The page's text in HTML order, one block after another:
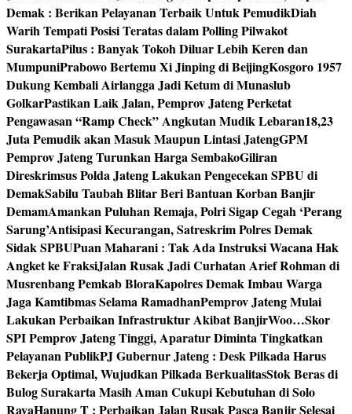
Demak : Berikan Pelayanan Terbaik Untuk PemudikDiah
Warih Tempati Posisi Teratas dalam Polling Pilwakot
SurakartaPilus : Banyak Tokoh Diluar Lebih Keren dan
MumpuniPrabowo Bertemu Xi Jinping di BeijingKosgoro 1957
Dukung Kembali Airlangga Jadi Ketum di Munaslub
GolkarPastikan Laik Jalan, Pemprov Jateng Perketat
Pengawasan “Ramp Check” Angkutan Mudik Lebaran18,23
Juta Pemudik akan Masuk Maupun Lintasi JatengGPM
Pemprov Jateng Turunkan Harga SembakoGiliran
Direskrimsus Polda Jateng Lakukan Pengecekan SPBU di
DemakSabilu Taubah Blitar Beri Bantuan Korban Banjir
DemamAmankan Puluhan Remaja, Polri Sigap Cegah ‘Perang
Sarung’Antisipasi Kecurangan, Satreskrim Polres Demak
Sidak SPBUPuan Maharani : Tak Ada Instruksi Wacana Hak
Angket ke FraksiJalan Rusak Jadi Curhatan Arief Rohman di
Musrenbang Pemkab BloraKapolres Demak Imbau Warga
Jaga Kamtibmas Selama RamadhanPemprov Jateng Mulai
Lakukan Perbaikan Infrastruktur Akibat BanjirWoo…Skor
SPI Pemprov Jateng Tinggi, Aparatur Diminta Tingkatkan
Pelayanan PublikPJ Gubernur Jateng : Desk Pilkada Harus
Bekerja Optimal, Wujudkan Pilkada BerkualitasStok Beras di
Bulog Surakarta Masih Aman Cukupi Kebutuhan di Solo
RayaHanung T : Perbaikan Jalan Rusak Pasca Banjir Selesai